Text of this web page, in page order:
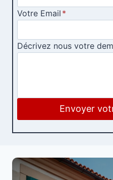
Votre Email *
Décrivez nous votre
Envoyer